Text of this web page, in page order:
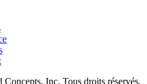
Inc. Tous droits réservés.